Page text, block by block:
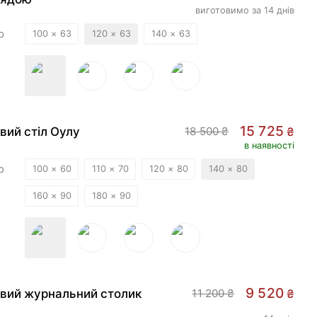
виготовимо за 14 днів
100 × 63 120 × 63 140 × 63
-15%
стіл Оулу 18 500 ₴ 15 725 ₴
в наявності
100 × 60 110 × 70 120 × 80 140 × 80
160 × 90 180 × 90
-15%
журнальний столик
11 200 ₴ 9 520₴